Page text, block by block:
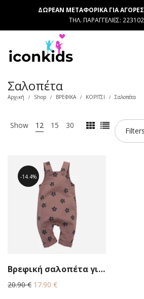
ΔΩΡΕΑΝ ΜΕΤΑΦΟΡΙΚΑ ΓΙΑ
ΤΗΛ. ΠΑΡΑΓΓΕΛΙΕΣ:
Σαλοπέτα
Αρχική / Shop / ΒΡΕΦΙΚΑ / ΚΟΡΙΤΣΙ / Σαλοπέτα
Show 12 15 30
Filters
14.4%
Βρεφική σαλοπέτα για κορίτσι ροζ Pinokio
20.90€ Original
17.90 €Η